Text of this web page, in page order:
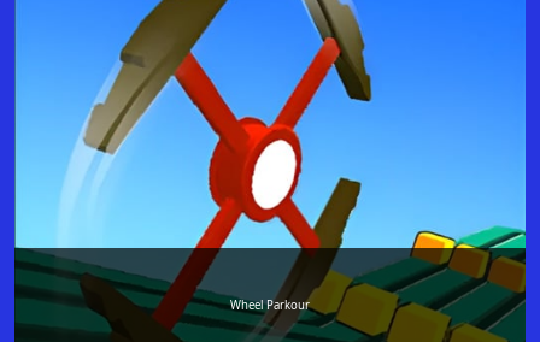
Wheel Parkour